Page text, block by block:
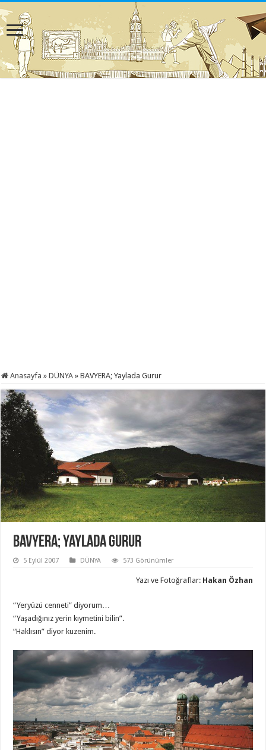
Anasayfa » DÜNYA » BAVYERA; Yaylada Gurur
BAVYERA; Yaylada Gurur
5 Eylül 2007 DÜNYA 573 Görünümler
Yazı ve Fotoğraflar:Hakan Özhan
“Yeryüzü cenneti” diyorum…
“Yaşadığınız yerin kıymetini bilin”.
“Haklısın” diyor kuzenim.